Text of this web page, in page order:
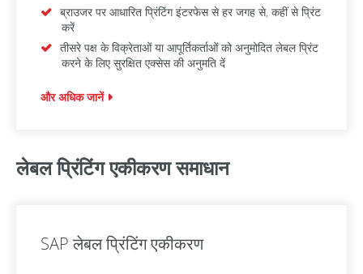
ब्राउजर पर आधारित प्रिंटिंग इंटरफेस से हर जगह से, कहीं से प्रिंट
करें
तीसरे पक्ष के विक्रेताओं या आपूर्तिकर्ताओं को अनुमोदित लेबल प्रिंट
करने के लिए सुरक्षित एक्सेस की अनुमति दें
और अधिक जानें
लेबल प्रिंटिंग एकीकरण समाधान
SAP लेबल प्रिंटिंग एकीकरण